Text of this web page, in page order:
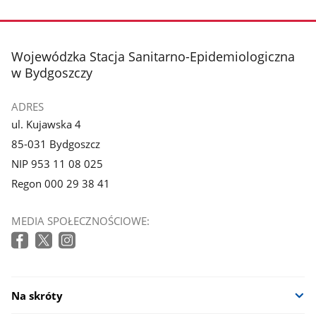
stopka
Wojewódzka Stacja Sanitarno-Epidemiologiczna
w Bydgoszczy
ADRES
ul. Kujawska 4
85-031 Bydgoszcz
NIP 953 11 08 025
Regon 000 29 38 41
MEDIA SPOŁECZNOŚCIOWE:
Na skróty